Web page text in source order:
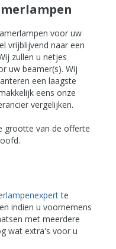
voor uw
vrijblijvend naar een
zullen u netjes
uw beamer(s). Wij
een laagste
eens onze
vergelijken.
grootte van de offerte
te
indien u voornemens
met meerdere
wat extra's voor u